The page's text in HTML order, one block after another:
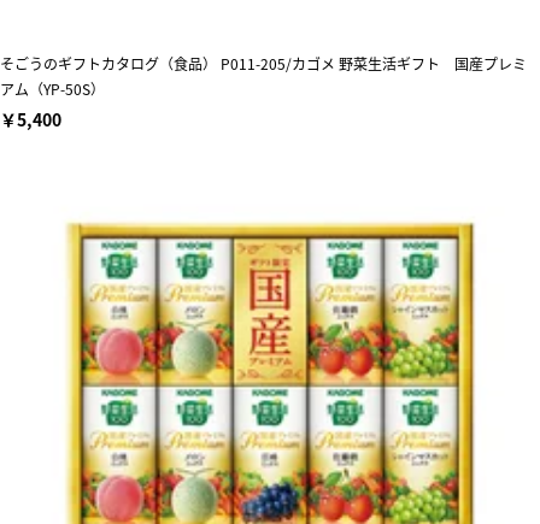
そごうのギフトカタログ（食品） P011-205/カゴメ 野菜生活ギフト 国産プレミ
アム（YP-50S）
￥5,400